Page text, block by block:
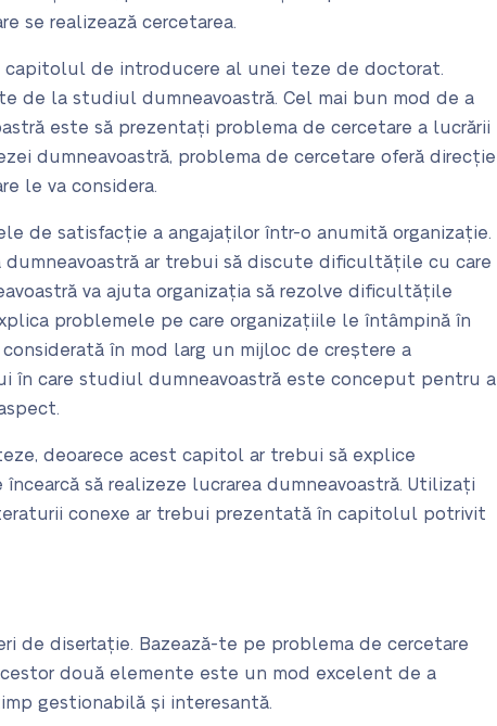
se realizează cercetarea.
capitolul de introducere al unei teze de doctorat.
de la studiul dumneavoastră. Cel mai bun mod de a
este să prezentați problema de cercetare a lucrării
dumneavoastră, problema de cercetare oferă direcție
le va considera.
de satisfacție a angajaților într-o anumită organizație.
dumneavoastră ar trebui să discute dificultățile cu care
va ajuta organizația să rezolve dificultățile
problemele pe care organizațiile le întâmpină în
în mod larg un mijloc de creștere a
în care studiul dumneavoastră este conceput pentru a
deoarece acest capitol ar trebui să explice
să realizeze lucrarea dumneavoastră. Utilizați
conexe ar trebui prezentată în capitolul potrivit
de disertație. Bazează-te pe problema de cercetare
două elemente este un mod excelent de a
gestionabilă și interesantă.